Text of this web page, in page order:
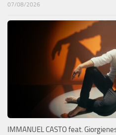
07/08/2026
IMMANUEL CASTO feat.